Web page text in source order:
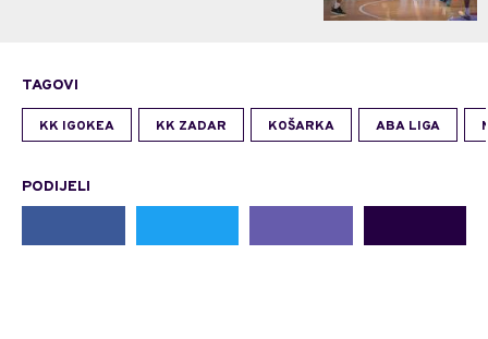
TAGOVI
KK IGOKEA KK ZADAR KOŠARKA ABA LIGA
PODIJELI